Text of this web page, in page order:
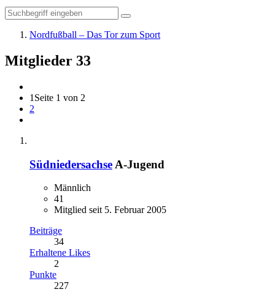
Nordfußball – Das Tor zum Sport
Mitglieder 33
1 Seite 1 von 2
2
Südniedersachse A-Jugend
Männlich
41
Mitglied seit 5. Februar 2005
Beiträge
34
Erhaltene Likes
2
Punkte
227